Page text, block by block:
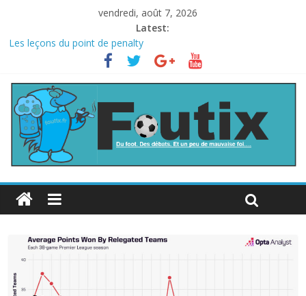
vendredi, août 7, 2026
Latest:
Les leçons du point de penalty
Le football italien retombe dans le chaos
La FIFA veut vendre une part de la Coupe du monde à des fonds
privés, la planète football s’insurge
Les curiosités de la Coupe du monde
L’Inde et la Chine, trop mauvais au football ?